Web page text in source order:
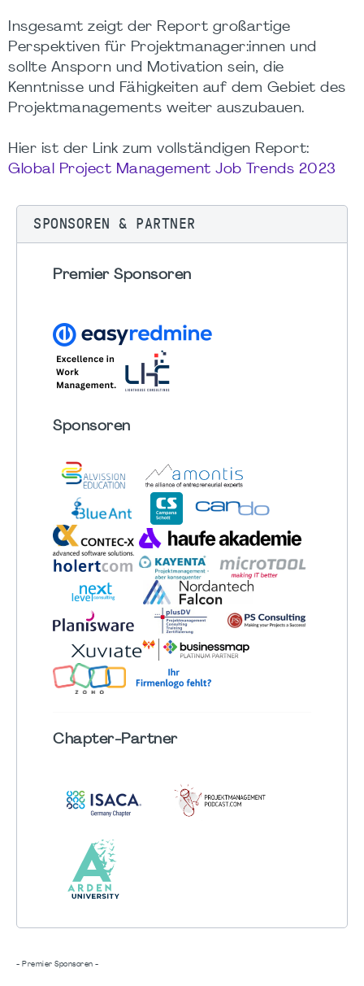
Insgesamt zeigt der Report großartige
Perspektiven für Projektmanager:innen und
sollte Ansporn und Motivation sein, die
Kenntnisse und Fähigkeiten auf dem Gebiet des
Projektmanagements weiter auszubauen.
Hier ist der Link zum vollständigen Report:
Global Project Management Job Trends 2023
SPONSOREN & PARTNER
Premier Sponsoren
Sponsoren
Chapter-Partner
- Premier Sponsoren -